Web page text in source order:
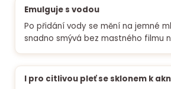
Emulguje s vodou
Po přidání vody se mění na jemné
snadno smývá bez mastného filmu
I pro citlivou pleť se sklonem k